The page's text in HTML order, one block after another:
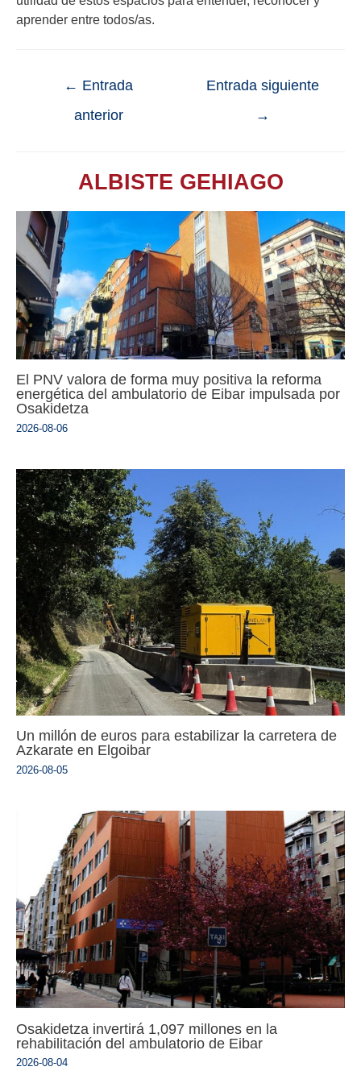
aprender entre todos/as.
← Entrada
anterior
Entrada siguiente
→
ALBISTE GEHIAGO
El PNV valora de forma muy positiva la reforma
energética del ambulatorio de Eibar impulsada por
Osakidetza
2026-08-06
Un millón de euros para estabilizar la carretera de
Azkarate en Elgoibar
2026-08-05
Osakidetza invertirá 1,097 millones en la
rehabilitación del ambulatorio de Eibar
2026-08-04